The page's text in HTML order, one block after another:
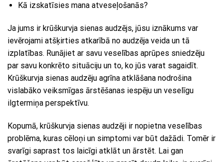
Kā izskatīsies mana atveseļošanās?
Ja jums ir krūškurvja sienas audzējs, jūsu iznākums var
ievērojami atšķirties atkarībā no audzēja veida un tā
izplatības. Runājiet ar savu veselības aprūpes sniedzēju
par savu konkrēto situāciju un to, ko jūs varat sagaidīt.
Krūškurvja sienas audzēju agrīna atklāšana nodrošina
vislabāko veiksmīgas ārstēšanas iespēju un veselīgu
ilgtermiņa perspektīvu.
Kopumā, krūškurvja sienas audzēji ir nopietna veselības
problēma, kuras cēloņi un simptomi var būt dažādi. Tomēr ir
svarīgi saprast tos laicīgi atklāt un ārstēt. Lai gan